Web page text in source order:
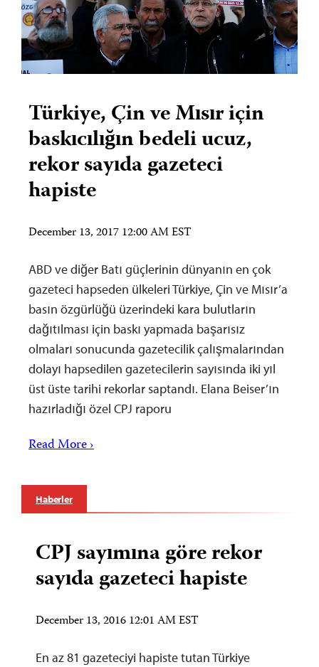
Türkiye, Çin ve Mısır için
baskıcılığın bedeli ucuz,
rekor sayıda gazeteci
hapiste
December 13, 2017 12:00 AM EST
ABD ve diğer Batı güçlerinin dünyanın en çok
gazeteci hapseden ülkeleri Türkiye, Çin ve Mısır’a
basın özgürlüğü üzerindeki kara bulutların
dağıtılması için baskı yapmada başarısız
olmaları sonucunda gazetecilik çalışmalarından
dolayı hapsedilen gazetecilerin sayısında iki yıl
üst üste tarihi rekorlar saptandı. Elana Beiser’ın
hazırladığı özel CPJ raporu
Read More ›
Haberler
CPJ sayımına göre rekor
sayıda gazeteci hapiste
December 13, 2016 12:01 AM EST
En az 81 gazeteciyi hapiste tutan Türkiye